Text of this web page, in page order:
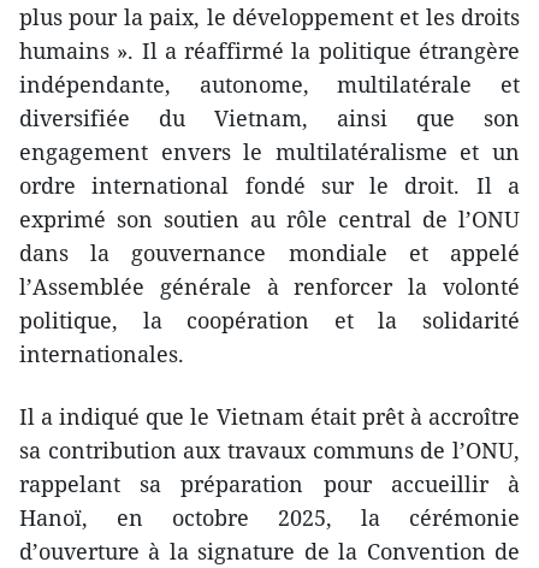
plus pour la paix, le développement et les droits
humains ». Il a réaffirmé la politique étrangère
indépendante, autonome, multilatérale et
diversifiée du Vietnam, ainsi que son
engagement envers le multilatéralisme et un
ordre international fondé sur le droit. Il a
exprimé son soutien au rôle central de l’ONU
dans la gouvernance mondiale et appelé
l’Assemblée générale à renforcer la volonté
politique, la coopération et la solidarité
internationales.
Il a indiqué que le Vietnam était prêt à accroître
sa contribution aux travaux communs de l’ONU,
rappelant sa préparation pour accueillir à
Hanoï, en octobre 2025, la cérémonie
d’ouverture à la signature de la Convention de